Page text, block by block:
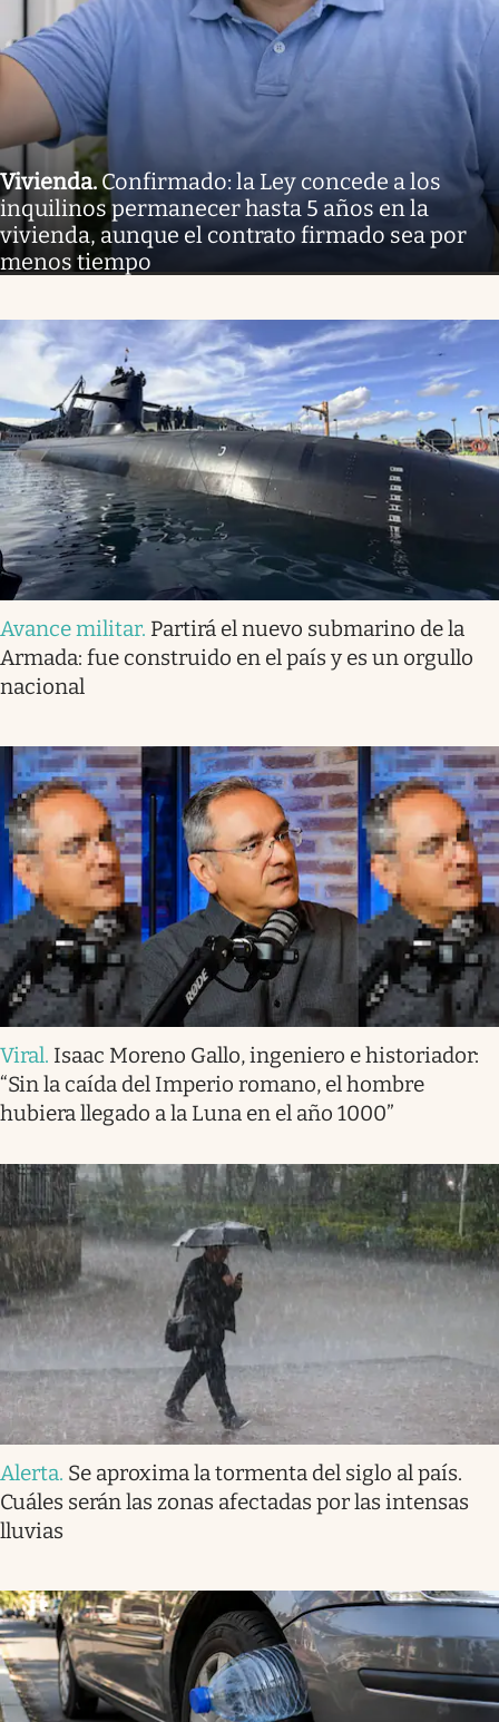
Vivienda.Confirmado: la Ley concede a los
inquilinos permanecer hasta 5 años en la
vivienda, aunque el contrato firmado sea por
menos tiempo
Avance militar. Partirá el nuevo submarino de la
Armada: fue construido en el país y es un orgullo
nacional
Viral. Isaac Moreno Gallo, ingeniero e historiador:
“Sin la caída del Imperio romano, el hombre
hubiera llegado a la Luna en el año 1000”
Alerta. Se aproxima la tormenta del siglo al país.
Cuáles serán las zonas afectadas por las intensas
lluvias